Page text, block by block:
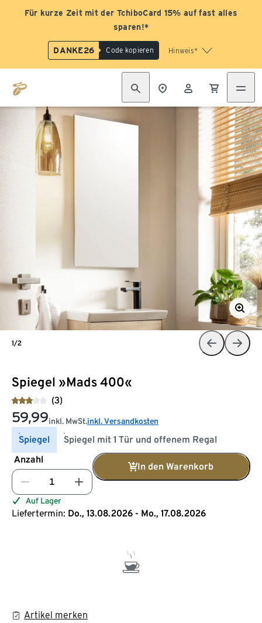
Für kurze Zeit mit der TchiboCard 15% auf fast alles
sparen!*
DANKE26 Code kopieren Hinweis*
Spiegel »Mads 400«
(3)
59,99inkl. MwSt.inkl. Versandkosten
Spiegel
Spiegel mit 1 Tür und offenem Regal
Anzahl
In den Warenkorb
Auf Lager
Liefertermin: Do., 13.08.2026 - Mo., 17.08.2026
Artikel merken
1/2